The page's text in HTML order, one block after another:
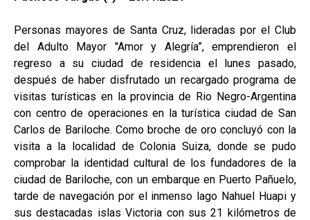
Personas mayores de Santa Cruz, lideradas por el Club
del Adulto Mayor "Amor y Alegría”, emprendieron el
regreso a su ciudad de residencia el lunes pasado,
después de haber disfrutado un recargado programa de
visitas turísticas en la provincia de Rio Negro-Argentina
con centro de operaciones en la turística ciudad de San
Carlos de Bariloche. Como broche de oro concluyó con la
visita a la localidad de Colonia Suiza, donde se pudo
comprobar la identidad cultural de los fundadores de la
ciudad de Bariloche, con un embarque en Puerto Pañuelo,
tarde de navegación por el inmenso lago Nahuel Huapi y
sus destacadas islas Victoria con sus 21 kilómetros de